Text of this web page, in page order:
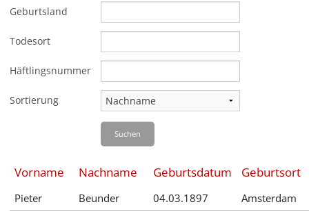
BILDUNG
FORSCHUNG
SERVICE
Zurück
Deutsch
English
Français
Gebärdensprache Leichte Sprache
Geburtsland
Todesort
Häftlingsnummer
Sortierung
Suchen
Vorname Nachname Geburtsdatum Geburtsort
Pieter Beunder 04.03.1897
Amsterdam